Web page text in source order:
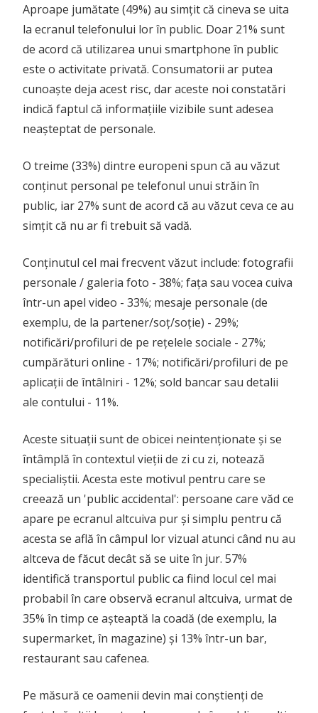
Aproape jumătate (49%) au simțit că cineva se uita
la ecranul telefonului lor în public. Doar 21% sunt
de acord că utilizarea unui smartphone în public
este o activitate privată. Consumatorii ar putea
cunoaște deja acest risc, dar aceste noi constatări
indică faptul că informațiile vizibile sunt adesea
neașteptat de personale.
O treime (33%) dintre europeni spun că au văzut
conținut personal pe telefonul unui străin în
public, iar 27% sunt de acord că au văzut ceva ce au
simțit că nu ar fi trebuit să vadă.
Conținutul cel mai frecvent văzut include: fotografii
personale / galeria foto - 38%; fața sau vocea cuiva
într-un apel video - 33%; mesaje personale (de
exemplu, de la partener/soț/soție) - 29%;
notificări/profiluri de pe rețelele sociale - 27%;
cumpărături online - 17%; notificări/profiluri de pe
aplicații de întâlniri - 12%; sold bancar sau detalii
ale contului - 11%.
Aceste situații sunt de obicei neintenționate și se
întâmplă în contextul vieții de zi cu zi, notează
specialiștii. Acesta este motivul pentru care se
creează un 'public accidental': persoane care văd ce
apare pe ecranul altcuiva pur și simplu pentru că
acesta se află în câmpul lor vizual atunci când nu au
altceva de făcut decât să se uite în jur. 57%
identifică transportul public ca fiind locul cel mai
probabil în care observă ecranul altcuiva, urmat de
35% în timp ce așteaptă la coadă (de exemplu, la
supermarket, în magazine) și 13% într-un bar,
restaurant sau cafenea.
Pe măsură ce oamenii devin mai conștienți de